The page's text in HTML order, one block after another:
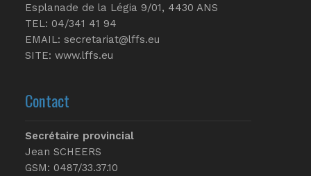
Esplanade de la Légia 9/01, 4430 ANS
TEL: 04/341 41 94
EMAIL: secretariat@lffs.eu
SITE: www.lffs.eu
Contact
Secrétaire provincial
Jean SCHEERS
GSM: 0487/33.37.10